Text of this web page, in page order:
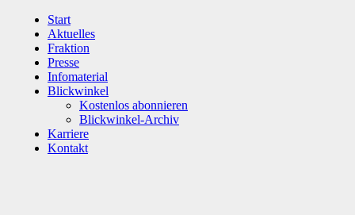
Start
Aktuelles
Fraktion
Presse
Infomaterial
Blickwinkel
Kostenlos abonnieren
Blickwinkel-Archiv
Karriere
Kontakt